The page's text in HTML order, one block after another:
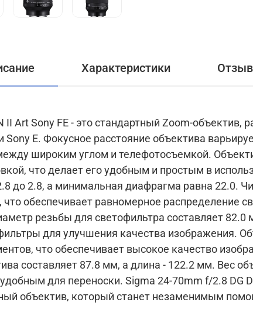
Характеристики
II Art Sony FE - это стандартный Zoom-объектив,
от 24 до 70 мм, что
углом и телефотосъемкой. Объектив оснащен
что делает его удобным и простым в
а минимальная диафрагма равна 22.0. Число лепестков
обеспечивает равномерное распределение
резьбы для светофильтра составляет 82.0
улучшения качества изображения. Объектив состоит из 15
что обеспечивает высокое качество
составляет 87.8 мм, а длина - 122.2 мм. Вес
24-70mm f/2.8 DG DN II Art Sony FE - это
объектив, который станет незаменимым